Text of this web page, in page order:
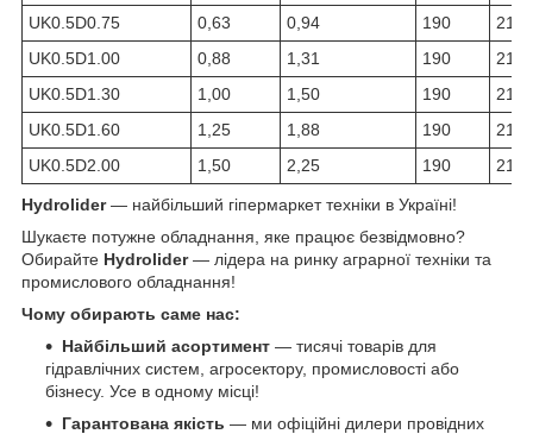
UK0.5D0.75
0,63 0,94 190
210
UK0.5D1.00
0,88 1,31 190
210
UK0.5D1.30
1,00 1,50 190
210
UK0.5D1.60
1,25 1,88 190
210
UK0.5D2.00
1,50 2,25 190 210
Hydrolider— найбільший гіпермаркет техніки в Україні!
Шукаєте потужне обладнання, яке працює безвідмовно?
Обирайте Hydrolider— лідера на ринку аграрної техніки та
промислового обладнання!
Чому обирають саме нас:
Найбільший асортимент — тисячі товарів для
гідравлічних систем, агросектору, промисловості або
бізнесу. Усе в одному місці!
Гарантована якість — ми офіційні дилери провідних